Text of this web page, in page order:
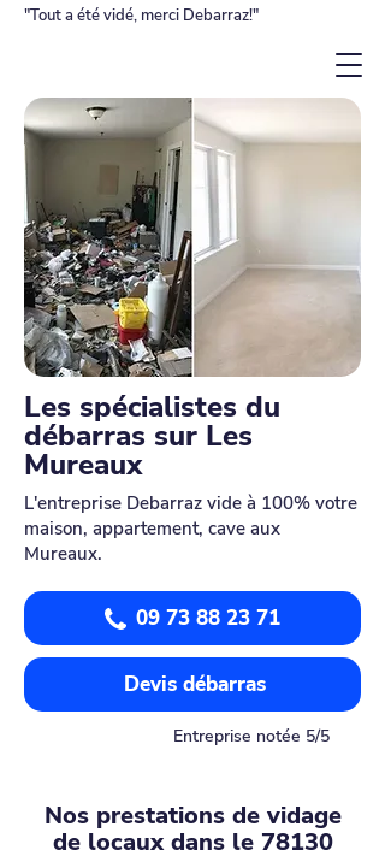
"Tout a été vidé, merci Debarraz!"
Les spécialistes du
débarras sur Les
Mureaux
L'entreprise Debarraz vide à 100% votre
maison, appartement, cave aux
Mureaux.
09 73 88 23 71
Devis débarras
Entreprise notée 5/5
Nos prestations de vidage
de locaux dans le 78130